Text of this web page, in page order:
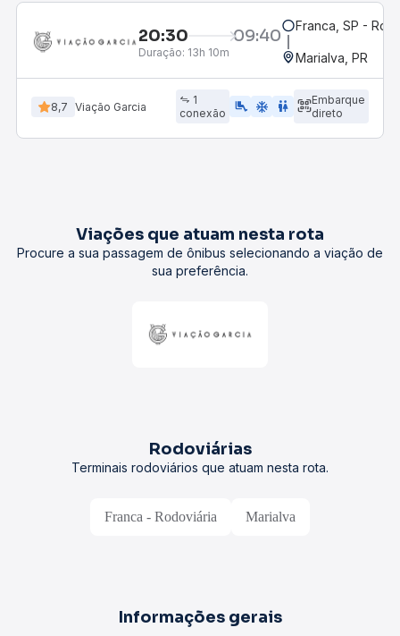
20:30 09:40
Duração: 13h 10m
Franca, SP -
Marialva, PR
8,7 Viação Garcia
1
conexão
airline_seat_legroom_extra ac_unit WC
Embarque
direto
Viações que atuam nesta rota
Procure a sua passagem de ônibus selecionando a viação de
sua preferência.
Rodoviárias
Terminais rodoviários que atuam nesta rota.
Franca - Rodoviária Marialva
Informações gerais